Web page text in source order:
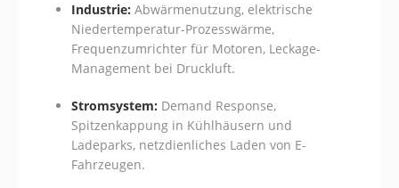
Industrie: Abwärmenutzung, elektrische
Niedertemperatur-Prozesswärme,
Frequenzumrichter für Motoren, Leckage-
Management bei Druckluft.
Stromsystem: Demand Response,
Spitzenkappung in Kühlhäusern und
Ladeparks, netzdienliches Laden von E-
Fahrzeugen.